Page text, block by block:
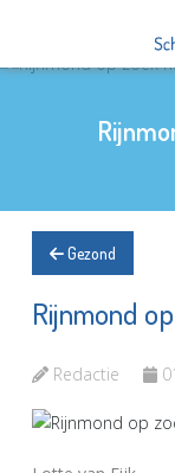
Gezond
Rijnmond
Redactie